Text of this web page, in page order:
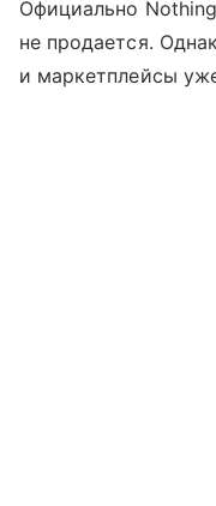
Официально
не продается.
и маркетплейсы